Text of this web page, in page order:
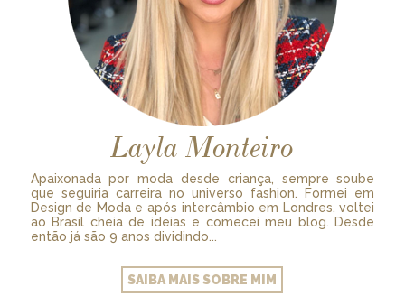
Layla Monteiro
Apaixonada por moda desde criança, sempre soube
que seguiria carreira no universo fashion. Formei em
Design de Moda e após intercâmbio em Londres, voltei
ao Brasil cheia de ideias e comecei meu blog. Desde
então já são 9 anos dividindo...
SAIBA MAIS SOBRE MIM